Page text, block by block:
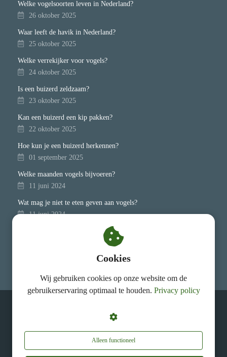
Welke vogelsoorten leven in Nederland?
26 oktober 2025
Waar leeft de havik in Nederland?
25 oktober 2025
Welke verrekijker voor vogels?
24 oktober 2025
Is een buizerd zeldzaam?
23 oktober 2025
Kan een buizerd een kip pakken?
22 oktober 2025
Hoe kun je een buizerd herkennen?
01 september 2025
Welke maanden vogels bijvoeren?
11 juni 2024
Wat mag je niet te eten geven aan vogels?
11 juni 2024
Cookies
Wij gebruiken cookies op onze website om de
gebruikerservaring optimaal te houden. Privacy policy
Alleen functioneel